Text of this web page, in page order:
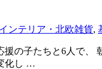
ンテリア・北欧雑貨,
の子たちと6人で
化し …